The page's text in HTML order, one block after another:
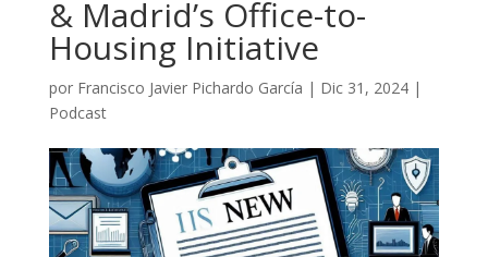
& Madrid’s Office-to-
Housing Initiative
por Francisco Javier Pichardo García | Dic 31, 2024|
Podcast